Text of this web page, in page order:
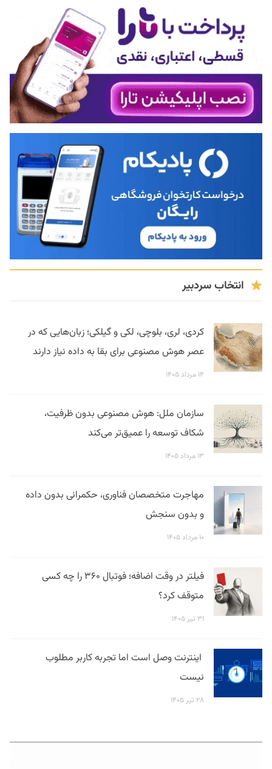
انتخاب سردبیر
کردی، لری، بلوچی، لکی و گیلکی؛ زبان‌هایی که در
عصر هوش مصنوعی برای بقا به داده نیاز دارند
۱۴ مرداد ۱۴۰۵
سازمان ملل: هوش مصنوعی بدون ظرفیت،
شکاف توسعه را عمیق‌تر می‌کند
۱۳ مرداد ۱۴۰۵
مهاجرت متخصصان فناوری، حکمرانی بدون داده
و بدون سنجش
۱۰ مرداد ۱۴۰۵
فیلتر در وقت اضافه؛ فوتبال ۳۶۰ را چه کسی
متوقف کرد؟
۳۱ تیر ۱۴۰۵
اینترنت وصل است اما تجربه کاربر مطلوب
نیست
۲۸ تیر ۱۴۰۵